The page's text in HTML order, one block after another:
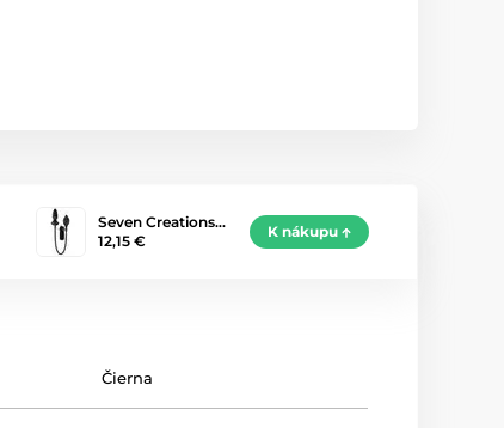
Seven Creations…
12,15 €
K nákupu
Čierna